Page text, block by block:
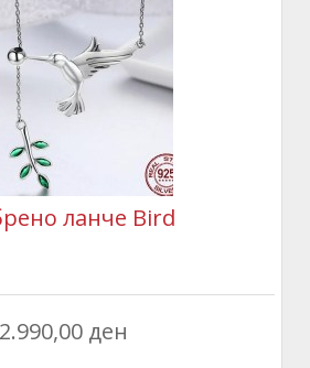
ланче Bird
2.990,00 ден